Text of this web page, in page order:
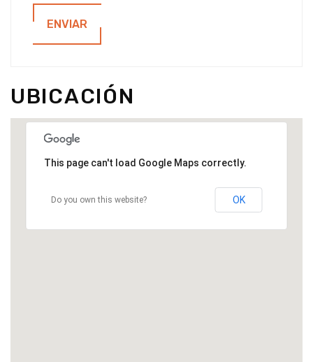
ENVIAR
UBICACIÓN
This page can't load Google Maps correctly.
Do you own this website? OK